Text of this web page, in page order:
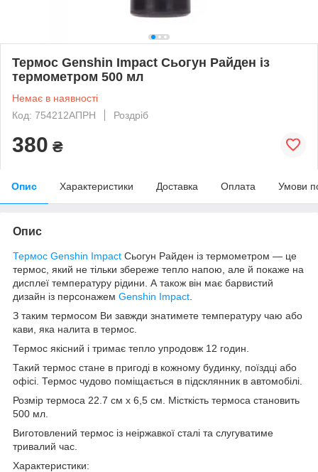
Термос Genshin Impact Сьогун Райден із
термометром 500 мл
Немає в наявності
Код: 754212АПРН
Роздріб
380 ₴
Опис Характеристики Доставка Оплата Умови
Опис
Термос Genshin Impact Сьогун Райден із термометром — це
термос, який не тільки збереже тепло напою, але й покаже на
дисплеї температуру рідини. А також він має барвистий
дизайн із персонажем Genshin Impact
З таким термосом Ви завжди знатимете температуру чаю або
кави, яка налита в термос.
Термос якісний і тримає тепло упродовж 12 годин.
Такий термос стане в пригоді в кожному будинку, поїздці або
офісі. Термос чудово поміщається в підсклянник в автомобілі.
Розмір термоса 22.7 см х 6,5 см. Місткість термоса становить
500 мл.
Виготовлений термос із неіржавкої сталі та слугуватиме
тривалий час.
Характеристики: